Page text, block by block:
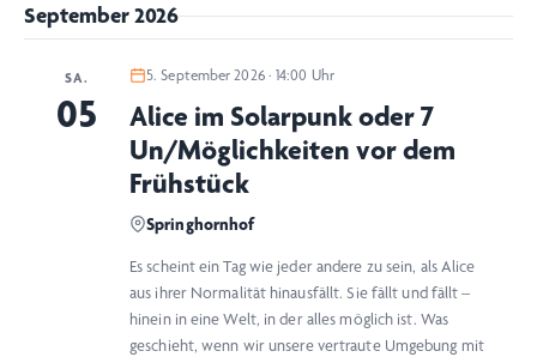
September 2026
SA.
05
5. September 2026 · 14:00 Uhr
Alice im Solarpunk oder 7
Un/Möglichkeiten vor dem
Frühstück
Springhornhof
Es scheint ein Tag wie jeder andere zu sein, als Alice
aus ihrer Normalität hinausfällt. Sie fällt und fällt –
hinein in eine Welt, in der alles möglich ist. Was
geschieht, wenn wir unsere vertraute Umgebung mit